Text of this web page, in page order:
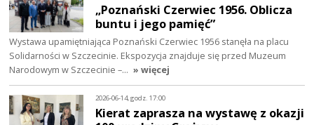
„Poznański Czerwiec 1956. Oblicza
buntu i jego pamięć”
Wystawa upamiętniająca Poznański Czerwiec 1956 stanęła na placu
Solidarności w Szczecinie. Ekspozycja znajduje się przed Muzeum
Narodowym w Szczecinie –… » więcej
2026-06-14, godz. 17:00
Kierat zaprasza na wystawę z okazji